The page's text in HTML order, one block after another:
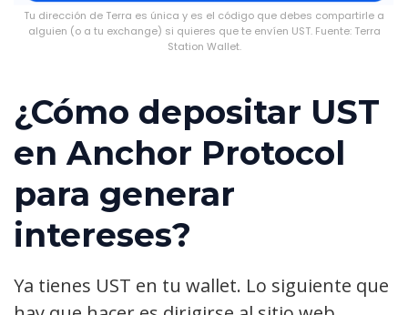
Tu dirección de Terra es única y es el código que debes compartirle a
alguien (o a tu exchange) si quieres que te envíen UST. Fuente: Terra
Station Wallet.
¿Cómo depositar UST
en Anchor Protocol
para generar
intereses?
Ya tienes UST en tu wallet. Lo siguiente que